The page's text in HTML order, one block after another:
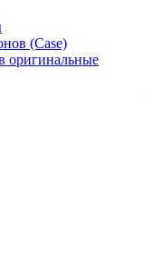
(Case)
оригинальные